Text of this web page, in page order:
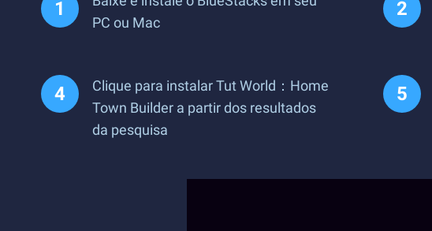
PC ou Mac
Clique para instalar Tut World：Home
Town Builder a partir dos resultados
da pesquisa